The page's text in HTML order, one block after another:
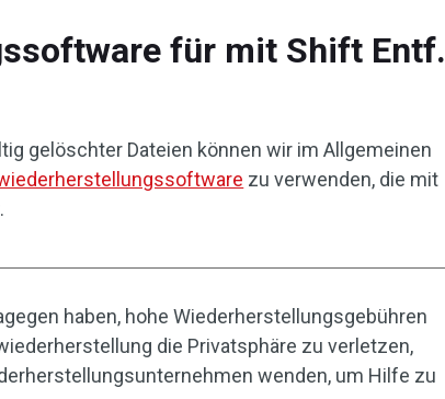
für mit Shift Entf.
gelöschter Dateien können wir im Allgemeinen
zu verwenden, die mit
haben, hohe Wiederherstellungsgebühren
die Privatsphäre zu verletzen,
wenden, um Hilfe zu